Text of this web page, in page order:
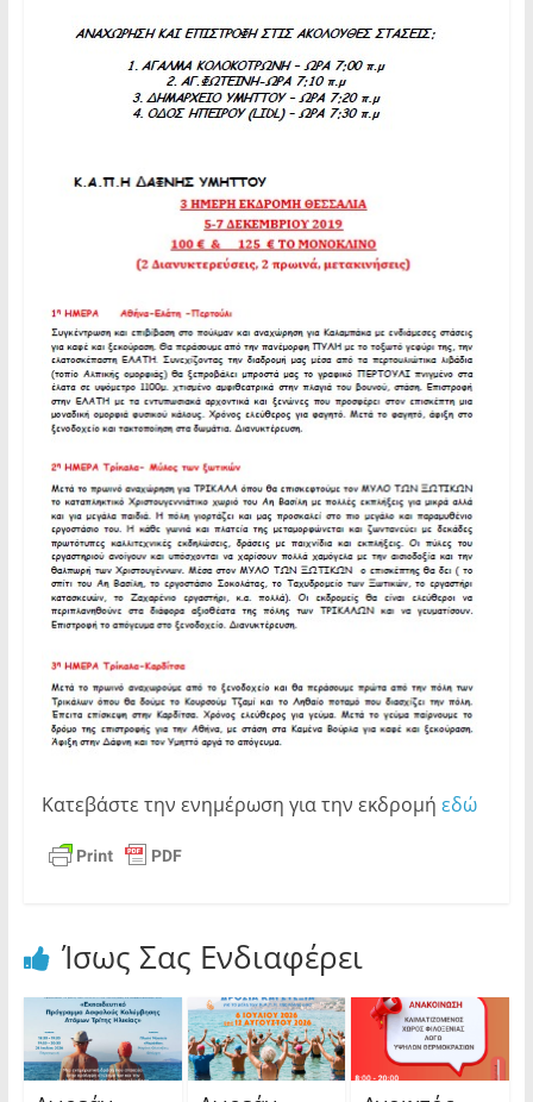
Κατεβάστε την ενημέρωση για την εκδρομή εδώ
Ίσως Σας Ενδιαφέρει